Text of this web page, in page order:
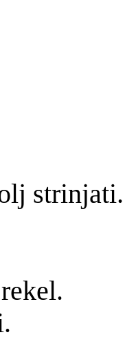
strinjati.